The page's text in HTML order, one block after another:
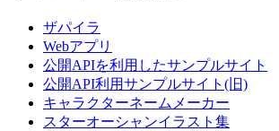
ザパイラ
Webアプリ
公開APIを利用したサンプルサイト
公開API利用サンプルサイト(旧)
キャラクターネームメーカー
スターオーシャンイラスト集